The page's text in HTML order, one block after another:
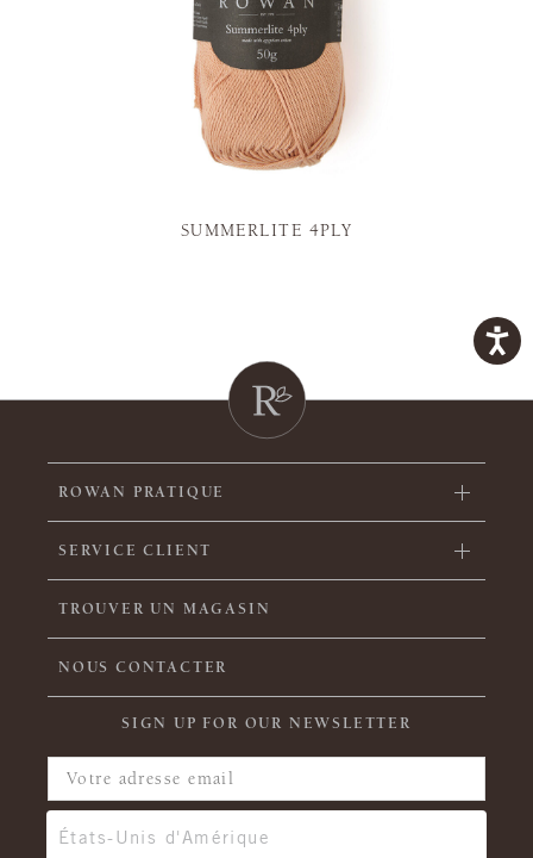
SUMMERLITE 4PLY
ROWAN PRATIQUE
SERVICE CLIENT
TROUVER UN MAGASIN
NOUS CONTACTER
SIGN UP FOR OUR NEWSLETTER